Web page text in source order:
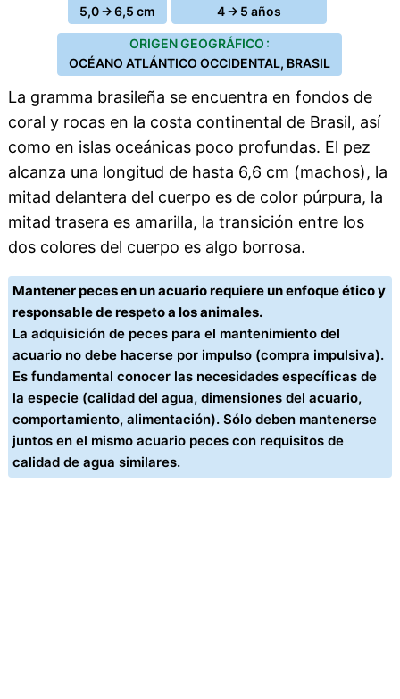
5,0 → 6,5 cm
4 → 5 años
ORIGEN GEOGRÁFICO :
OCÉANO ATLÁNTICO OCCIDENTAL, BRASIL
La gramma brasileña se encuentra en fondos de
coral y rocas en la costa continental de Brasil, así
como en islas oceánicas poco profundas. El pez
alcanza una longitud de hasta 6,6 cm (machos), la
mitad delantera del cuerpo es de color púrpura, la
mitad trasera es amarilla, la transición entre los
dos colores del cuerpo es algo borrosa.
Mantener peces en un acuario requiere un enfoque ético y
responsable de respeto a los animales.
La adquisición de peces para el mantenimiento del
acuario no debe hacerse por impulso (compra impulsiva).
Es fundamental conocer las necesidades específicas de
la especie (calidad del agua, dimensiones del acuario,
comportamiento, alimentación). Sólo deben mantenerse
juntos en el mismo acuario peces con requisitos de
calidad de agua similares.